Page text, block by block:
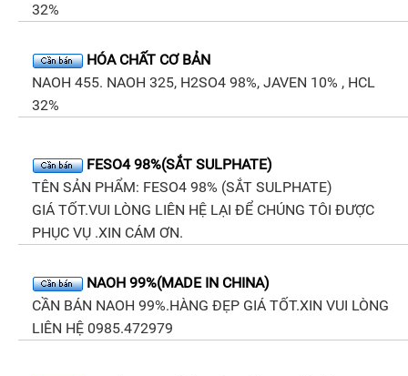
32%
HÓA CHẤT CƠ BẢN
NAOH 455. NAOH 325, H2SO4 98%, JAVEN 10% , HCL
32%
FESO4 98%(SẮT SULPHATE)
TÊN SẢN PHẨM: FESO4 98% (SẮT SULPHATE)
GIÁ TỐT.VUI LÒNG LIÊN HỆ LẠI ĐỂ CHÚNG TÔI ĐƯỢC
PHỤC VỤ .XIN CÁM ƠN.
NAOH 99%(MADE IN CHINA)
CẦN BÁN NAOH 99%.HÀNG ĐẸP GIÁ TỐT.XIN VUI LÒNG
LIÊN HỆ 0985.472979